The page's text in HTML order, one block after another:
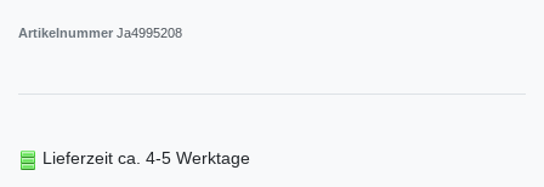
Artikelnummer Ja4995208
Lieferzeit ca. 4-5 Werktage